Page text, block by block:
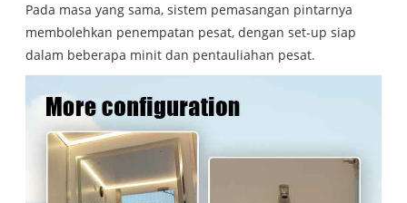
Pada masa yang sama, sistem pemasangan pintarnya
membolehkan penempatan pesat, dengan set-up siap
dalam beberapa minit dan pentauliahan pesat.